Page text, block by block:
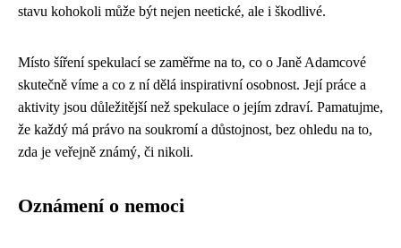
stavu kohokoli může být nejen neetické, ale i škodlivé.
Místo šíření spekulací se zaměřme na to, co o Janě Adamcové
skutečně víme a co z ní dělá inspirativní osobnost. Její práce a
aktivity jsou důležitější než spekulace o jejím zdraví. Pamatujme,
že každý má právo na soukromí a důstojnost, bez ohledu na to,
zda je veřejně známý, či nikoli.
Oznámení o nemoci